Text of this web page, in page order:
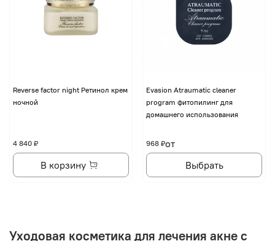
Reverse factor night Ретинол крем
ночной
4 840 ₽
В корзину
Evasion Atraumatic cleaner
program фитопилинг для
домашнего использования
от
968 ₽
Выбрать
Уходовая косметика для лечения акне с